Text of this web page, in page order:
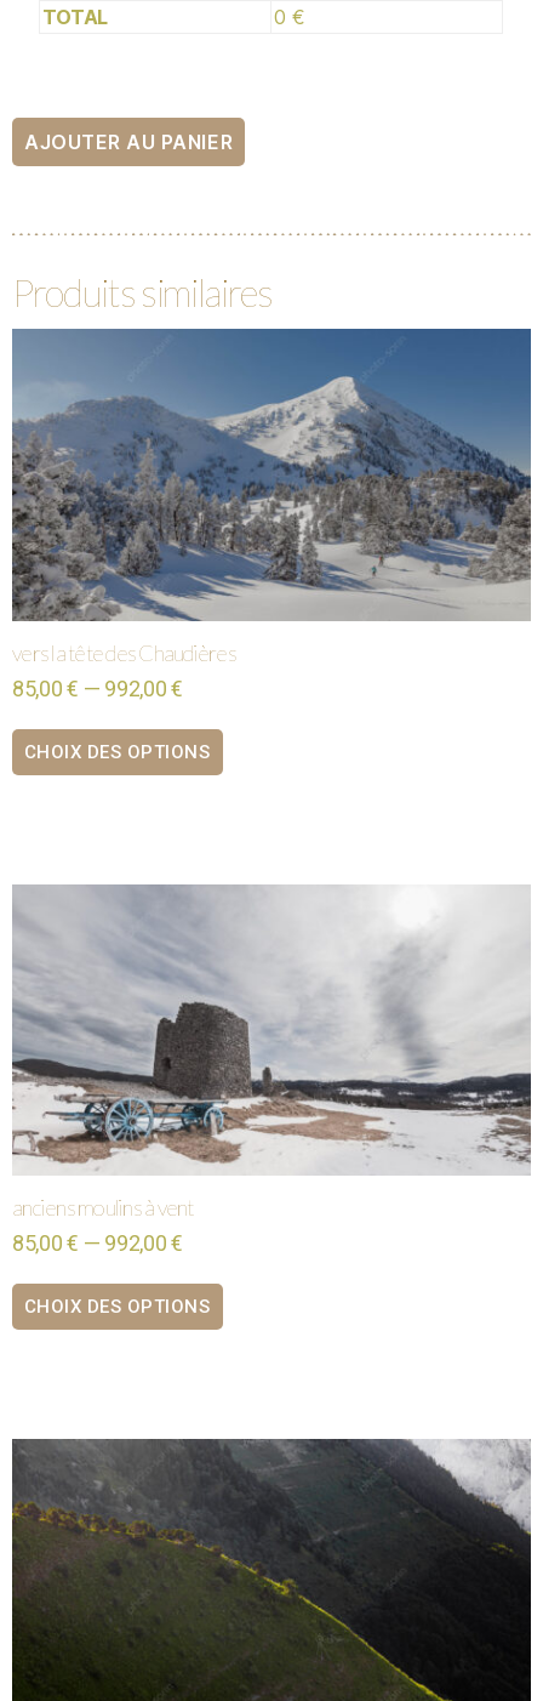
TOTAL 0 €
AJOUTER AU PANIER
Produits similaires
vers la tête des Chaudières
85,00 € — 992,00 €
CHOIX DES OPTIONS
anciens moulins à vent
85,00 € — 992,00 €
CHOIX DES OPTIONS